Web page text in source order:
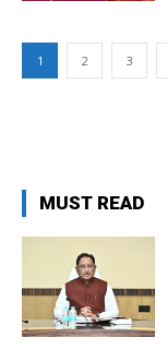
1 2 3
MUST READ